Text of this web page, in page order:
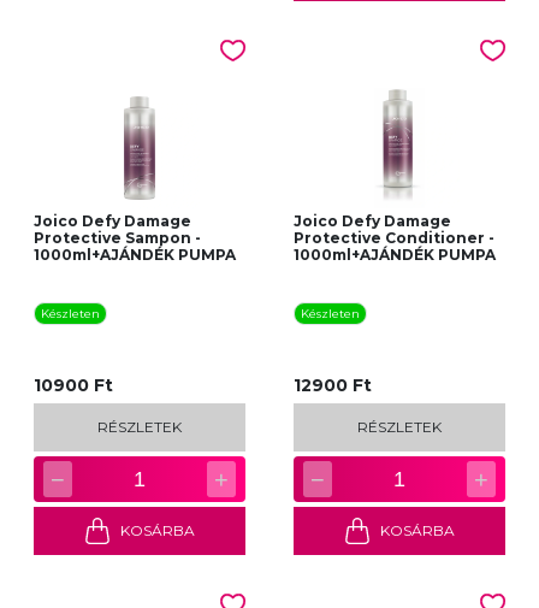
Joico Defy Damage
Protective Sampon -
1000ml+AJÁNDÉK PUMPA
Készleten
10900 Ft
RÉSZLETEK
− 1 +
KOSÁRBA
Joico Defy Damage
Protective Conditioner -
1000ml+AJÁNDÉK PUMPA
Készleten
12900 Ft
RÉSZLETEK
− 1 +
KOSÁRBA